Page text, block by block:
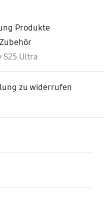
Produkte
Zubehör
S25 Ultra
zu widerrufen